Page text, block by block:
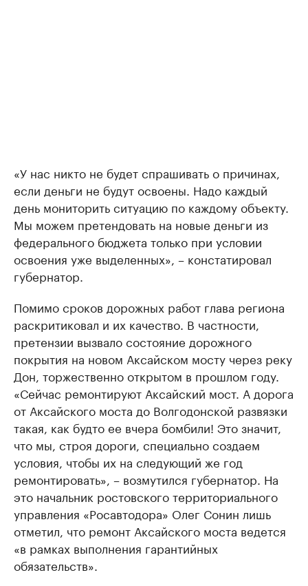
«У нас никто не будет спрашивать о причинах,
если деньги не будут освоены. Надо каждый
день мониторить ситуацию по каждому объекту.
Мы можем претендовать на новые деньги из
федерального бюджета только при условии
освоения уже выделенных», – констатировал
губернатор.
Помимо сроков дорожных работ глава региона
раскритиковал и их качество. В частности,
претензии вызвало состояние дорожного
покрытия на новом Аксайском мосту через реку
Дон, торжественно открытом в прошлом году.
«Сейчас ремонтируют Аксайский мост. А дорога
от Аксайского моста до Волгодонской развязки
такая, как будто ее вчера бомбили! Это значит,
что мы, строя дороги, специально создаем
условия, чтобы их на следующий же год
ремонтировать», – возмутился губернатор. На
это начальник ростовского территориального
управления «Росавтодора» Олег Сонин лишь
отметил, что ремонт Аксайского моста ведется
«в рамках выполнения гарантийных
обязательств».